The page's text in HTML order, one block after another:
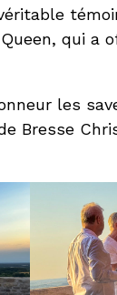
qui a
les
Bresse